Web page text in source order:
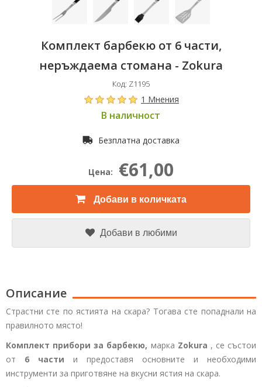
Комплект барбекю от 6 части,
неръждаема стомана - Zokura
Код: Z1195
1 Мнения
В наличност
Безплатна доставка
Цена: €61,00
Добави в количката
Добави в любими
Описание
Страстни сте по ястията на скара? Тогава сте попаднали на
правилното място!
Комплект прибори за барбекю, марка Zokura , се състои
от 6 части и предоставя основните и необходими
инструменти за приготвяне на вкусни ястия на скара.